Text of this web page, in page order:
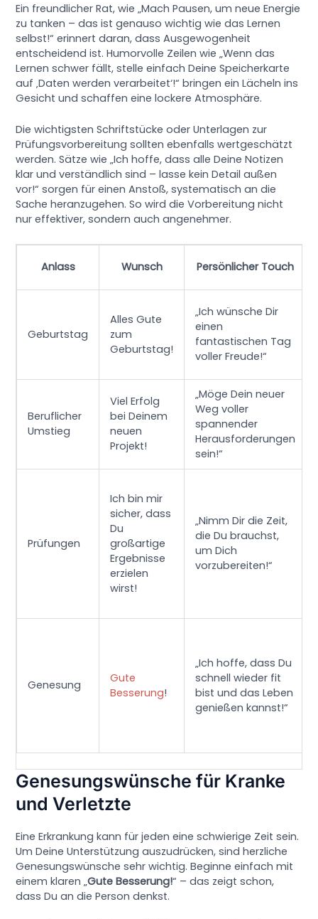
Ein freundlicher Rat, wie „Mach Pausen, um neue Energie
zu tanken – das ist genauso wichtig wie das Lernen
selbst!“ erinnert daran, dass Ausgewogenheit
entscheidend ist. Humorvolle Zeilen wie „Wenn das
Lernen schwer fällt, stelle einfach Deine Speicherkarte
auf ‚Daten werden verarbeitet‘!“ bringen ein Lächeln ins
Gesicht und schaffen eine lockere Atmosphäre.
Die wichtigsten Schriftstücke oder Unterlagen zur
Prüfungsvorbereitung sollten ebenfalls wertgeschätzt
werden. Sätze wie „Ich hoffe, dass alle Deine Notizen
klar und verständlich sind – lasse kein Detail außen
vor!“ sorgen für einen Anstoß, systematisch an die
Sache heranzugehen. So wird die Vorbereitung nicht
nur effektiver, sondern auch angenehmer.
Anlass Wunsch Persönlicher Touch
Geburtstag
Alles Gute
zum
Geburtstag!
„Ich wünsche Dir
einen
fantastischen Tag
voller Freude!“
Beruflicher
Umstieg
Viel Erfolg
bei Deinem
neuen
Projekt!
„Möge Dein neuer
Weg voller
spannender
Herausforderungen
sein!“
Prüfungen
Ich bin mir
sicher, dass
Du
großartige
Ergebnisse
erzielen
wirst!
„Nimm Dir die Zeit,
die Du brauchst,
um Dich
vorzubereiten!“
Genesung
Gute
Besserung!
„Ich hoffe, dass Du
schnell wieder fit
bist und das Leben
genießen kannst!“
Genesungswünsche für Kranke
und Verletzte
Eine Erkrankung kann für jeden eine schwierige Zeit sein.
Um Deine Unterstützung auszudrücken, sind herzliche
Genesungswünsche sehr wichtig. Beginne einfach mit
einem klaren „Gute Besserung!“ – das zeigt schon,
dass Du an die Person denkst.